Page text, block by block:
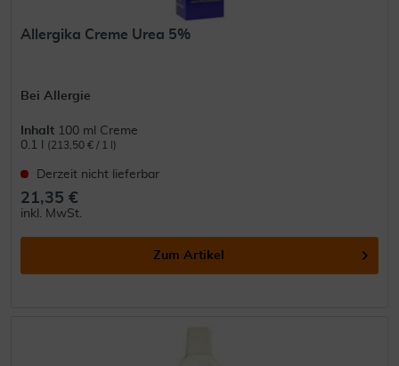
Allergika Creme Urea 5%
Bei Allergie
Inhalt 100 ml Creme
0.1 l
(213,50 € / 1 l)
Derzeit nicht lieferbar
21,35 €
inkl. MwSt.
Zum Artikel